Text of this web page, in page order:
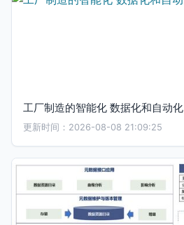
工厂制造的智能化 数据化和自动化
更新时间：2026-08-08 21:09:25